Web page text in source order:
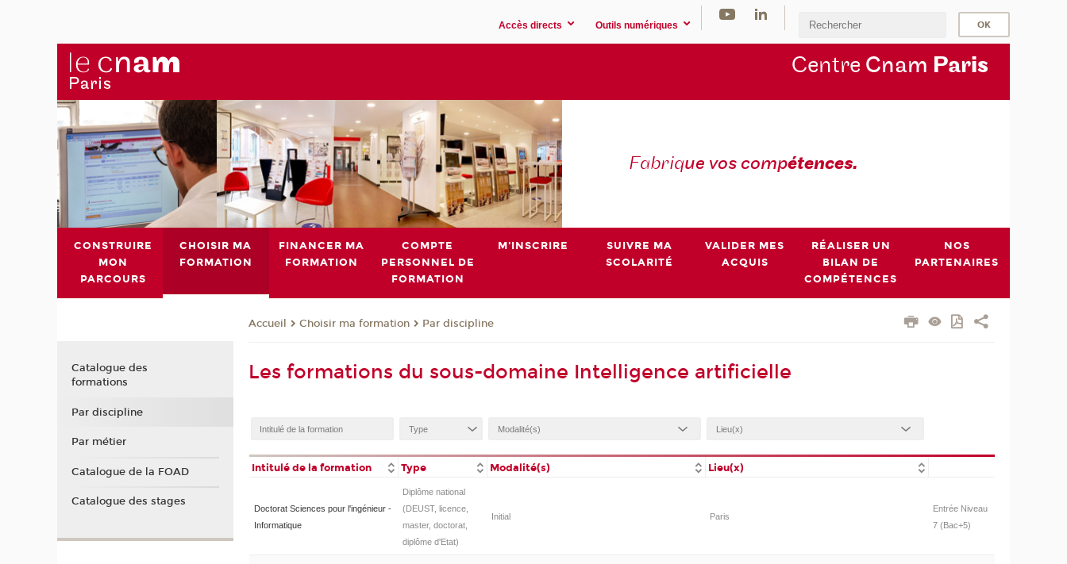
Accès directs Outils numériques
Centre Cnam Paris
Fabrique vos compétences.
CONSTRUIRE
MON
PARCOURS
CHOISIR MA
FORMATION
FINANCER MA
FORMATION
COMPTE
PERSONNEL DE
FORMATION
M'INSCRIRE
SUIVRE MA
SCOLARITÉ
VALIDER MES
ACQUIS
RÉALISER UN
BILAN DE
COMPÉTENCES
NOS
PARTENAIRES
Accueil Choisir ma formation Par discipline
Les formations du sous-domaine Intelligence artificielle
Intitulé de la formation Type Modalité(s) Lieu(x)
Doctorat Sciences pour l'ingénieur -
Informatique
Diplôme national
(DEUST, licence,
master, doctorat,
diplôme d'Etat)
Initial Paris
Entrée Niveau
7 (Bac+5)
Catalogue des
formations
Par discipline
Par métier
Catalogue de la FOAD
Catalogue des stages